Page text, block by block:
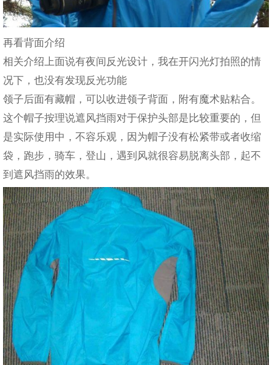
再看背面介绍
相关介绍上面说有夜间反光设计，我在开闪光灯拍照的情
况下，也没有发现反光功能
领子后面有藏帽，可以收进领子背面，附有魔术贴粘合。
这个帽子按理说遮风挡雨对于保护头部是比较重要的，但
是实际使用中，不容乐观，因为帽子没有松紧带或者收缩
袋，跑步，骑车，登山，遇到风就很容易脱离头部，起不
到遮风挡雨的效果。